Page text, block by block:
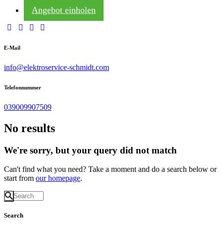
Angebot einholen
E-Mail
info@elektroservice-schmidt.com
Telefonnummer
039009907509
No results
We're sorry, but your query did not match
Can't find what you need? Take a moment and do a search below or
start from our homepage.
Search